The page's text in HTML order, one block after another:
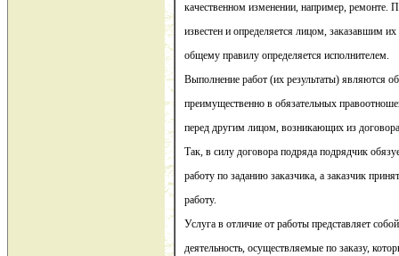
качественном изменении, например, ремонте.
известен и определяется лицом, заказавшим
общему правилу определяется исполнителем.
Выполнение работ (их результаты) являются
преимущественно в обязательных
перед другим лицом, возникающих из
Так, в силу договора подряда подрядчик
работу по заданию заказчика, а заказчик
работу.
Услуга в отличие от работы представляет
деятельность, осуществляемые по заказу,